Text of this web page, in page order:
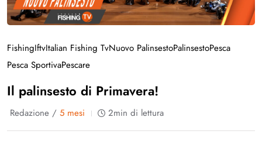
FishingIftvItalian Fishing TvNuovo PalinsestoPalinsestoPesca
Pesca SportivaPescare
Il palinsesto di Primavera!
Redazione / 5 mesi 2min di lettura